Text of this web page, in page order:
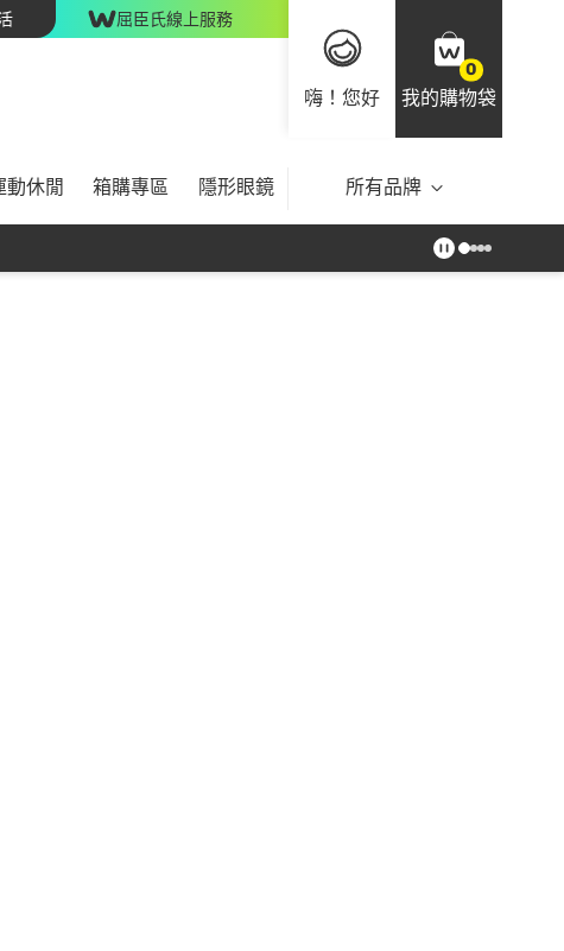
屈臣氏線上服務
嗨！您好
0
我的購物袋
動休閒 箱購專區 隱形眼鏡 所有品牌